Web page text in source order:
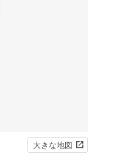
大きな地図